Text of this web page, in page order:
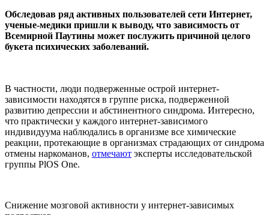
Обследовав ряд активных пользователей сети Интернет,
ученые-медики пришли к выводу, что зависимость от
Всемирной Паутины может послужить причиной целого
букета психических заболеваний.
В частности, люди подверженные острой интернет-
зависимости находятся в группе риска, подверженной
развитию депрессии и абстинентного синдрома. Интересно,
что практически у каждого интернет-зависимого
индивидуума наблюдались в организме все химические
реакции, протекающие в организмах страдающих от синдрома
отмены наркоманов, отмечают эксперты исследовательской
группы PlOS One.
Снижение мозговой активности у интернет-зависимых